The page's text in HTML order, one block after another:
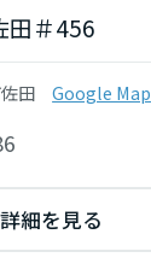
田＃456
田 Google Map
詳細を見る